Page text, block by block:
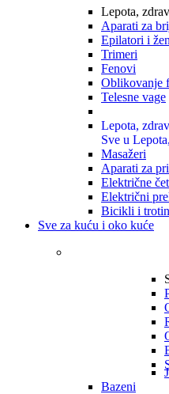
Lepota,
Aparati za
Epilatori i
Trimeri
Fenovi
Oblikovanje
Telesne vage
Lepota,
Sve u
Masažeri
Aparati za
Električne
Električni
Bicikli i
Sve za kuću i oko kuće
Bazeni